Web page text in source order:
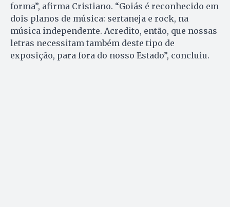
forma”, afirma Cristiano. “Goiás é reconhecido em
dois planos de música: sertaneja e rock, na
música independente. Acredito, então, que nossas
letras necessitam também deste tipo de
exposição, para fora do nosso Estado”, concluiu.